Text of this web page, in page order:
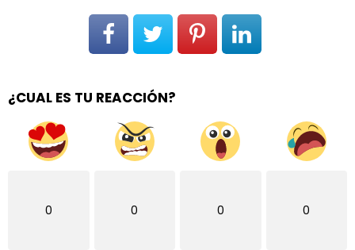
¿CUAL ES TU REACCIÓN?
0 0 0 0